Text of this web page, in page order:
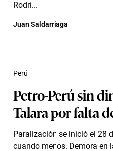
Rodrí...
Juan Saldarriaga
Petro-Perú sin
Talara por falta
Paralización se inició el 28
cuando menos. Demora en
Perú